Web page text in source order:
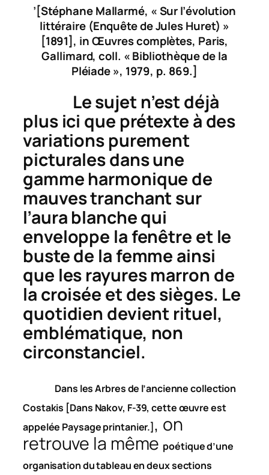
’[Stéphane Mallarmé, « Sur l’évolution
littéraire (Enquête de Jules Huret) »
[1891], inŒuvres complètes, Paris,
Gallimard, coll. « Bibliothèque de la
Pléiade », 1979, p. 869.]
Le sujet n’est déjà
plus ici que prétexte à des
variations purement
picturales dans une
gamme harmonique de
mauves tranchant sur
l’aura blanche qui
enveloppe la fenêtre et le
buste de la femme ainsi
que les rayures marron de
la croisée et des sièges. Le
quotidien devient rituel,
emblématique, non
circonstanciel.
Dans lesArbresde l’ancienne collection
Costakis [Dans Nakov, F-39, cette œuvre est
appelée Paysage printanier.] , on
retrouve la même poétique d’une
organisation du tableau en deux sections